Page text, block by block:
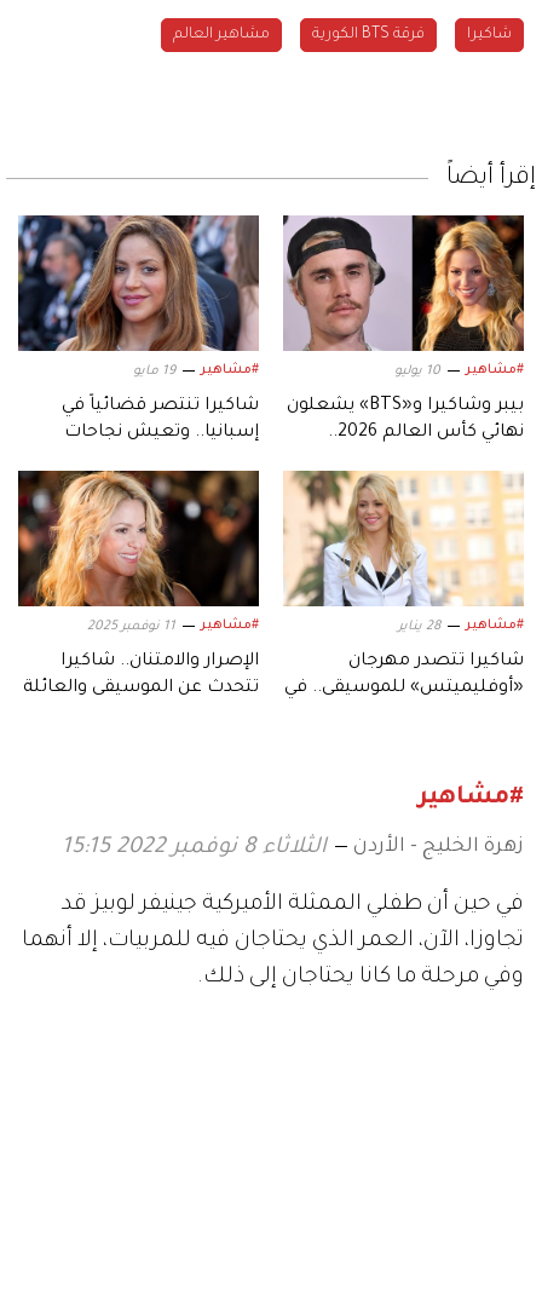
شاكيرا فرقة BTS الكورية مشاهير العالم
إقرأ أيضاً
#مشاهير 10 يوليو
بيبر وشاكيرا و«BTS» يشعلون
نهائي كأس العالم 2026..
#مشاهير 19 مايو
شاكيرا تنتصر قضائياً في
إسبانيا.. وتعيش نجاحات
#مشاهير 28 يناير
شاكيرا تتصدر مهرجان
«أوفليميتس» للموسيقى.. في
#مشاهير 11 نوفمبر 2025
الإصرار والامتنان.. شاكيرا
تتحدث عن الموسيقى والعائلة
#مشاهير
زهرة الخليج - الأردن الثلاثاء 8 نوفمبر 2022 15:15
في حين أن طفلي الممثلة الأميركية جينيفر لوبيز قد
تجاوزا، الآن، العمر الذي يحتاجان فيه للمربيات، إلا أنهما
وفي مرحلة ما كانا يحتاجان إلى ذلك.